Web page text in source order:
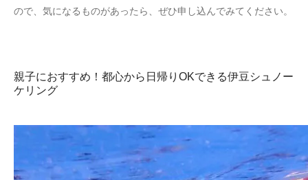
ので、気になるものがあったら、ぜひ申し込んでみてください。
親子におすすめ！都心から日帰りOKできる伊豆シュノー
ケリング